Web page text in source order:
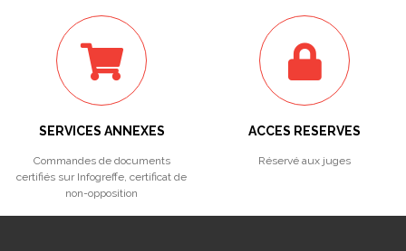
SERVICES ANNEXES
Commandes de documents
certifiés sur Infogreffe, certificat de
non-opposition
ACCES RESERVES
Réservé aux juges